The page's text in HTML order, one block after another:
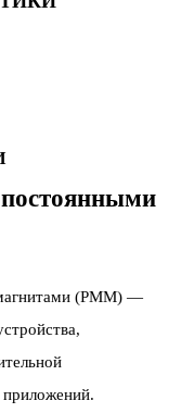
(PMM) —
приложений.